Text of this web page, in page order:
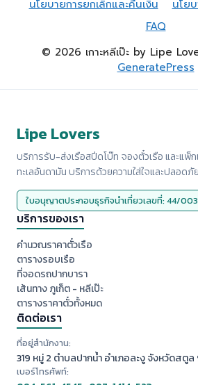
นโยบายการยกเลิกและคืนเงิน
นโย
FAQ
© 2026 เกาะหลีเป๊ะ by Lipe
GeneratePress
Lipe Lovers
บริการรับ-ส่งเรือสปีดโบ๊ท จองตั๋วเรือ และแพ็ก
ทะเลอันดามัน บริการด้วยความใส่ใจและปลอดภัย
ใบอนุญาตประกอบธุรกิจนำเที่ยวเลขที่: 44/
บริการของเรา
คำนวณราคาตั๋วเรือ
ตารางรอบเรือ
ที่จอดรถปากบารา
เส้นทาง ภูเก็ต - หลีเป๊ะ
ตารางราคาตั๋วทั้งหมด
ติดต่อเรา
ที่อยู่สำนักงาน:
319 หมู่ 2 ตำบลปากน้ำ อำเภอละงู จังหวัดสตูล
เบอร์โทรศัพท์: